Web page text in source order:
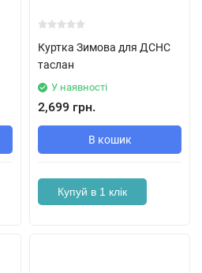
Куртка Зимова для ДСНС
таслан
У наявності
2,699 грн.
В кошик
Купуй в 1 клік